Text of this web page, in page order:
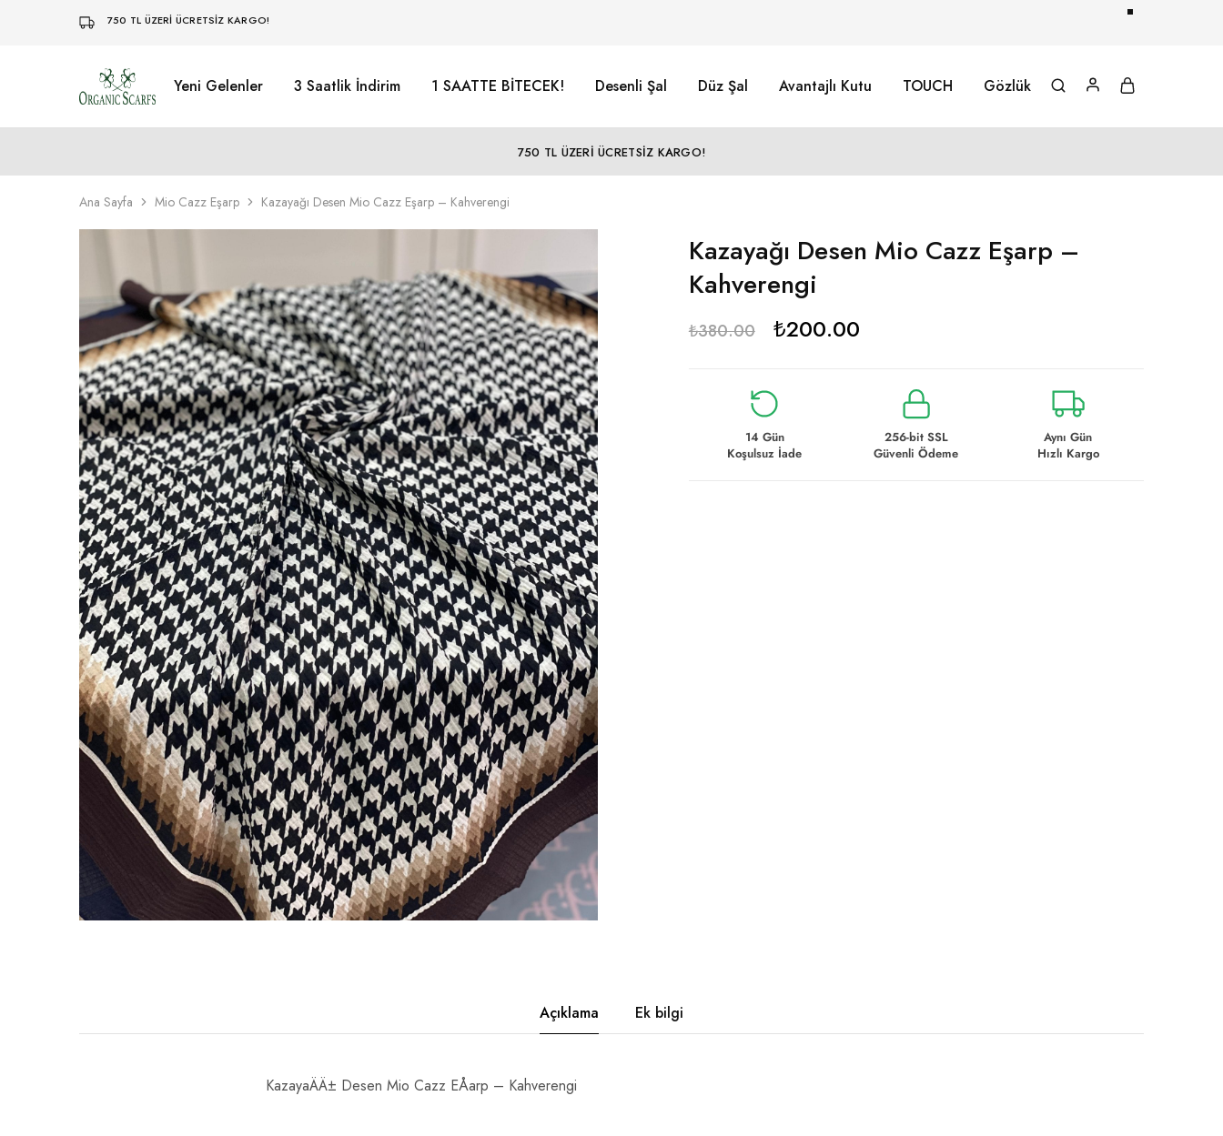
750 TL ÜZERİ ÜCRETSİZ KARGO!
Organikscarf Yeni Gelenler 3 Saatlik İndirim 1 SAATTE BİTECEK! Desenli Şal Düz Şal Avantajlı Kutu TOUCH Gözlük
750 TL ÜZERİ ÜCRETSİZ KARGO!
Ana Sayfa Mio Cazz Eşarp Kazayağı Desen Mio Cazz Eşarp – Kahverengi
Kazayağı Desen Mio Cazz Eşarp –
Kahverengi
₺380.00 ₺200.00
14 Gün
Koşulsuz İade
256-bit SSL
Güvenli Ödeme
Aynı Gün
Hızlı Kargo
Açıklama Ek bilgi
KazayaÄÄ± Desen Mio Cazz EÅarp – Kahverengi